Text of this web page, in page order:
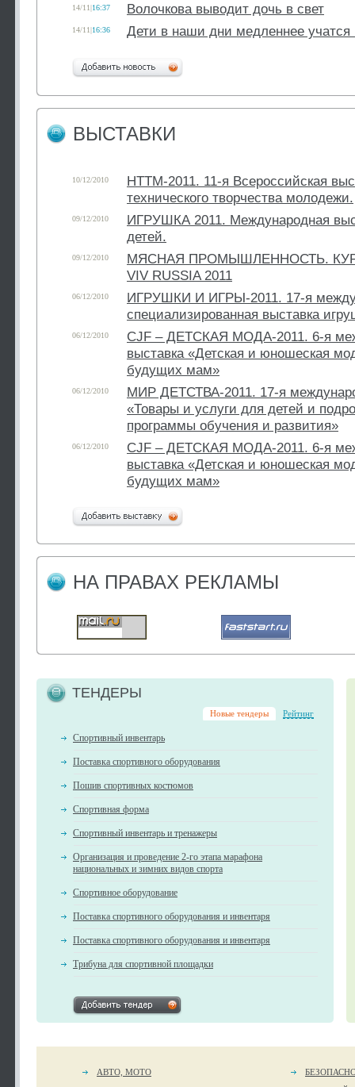
14/11|16:37 Волочкова выводит дочь в свет
14/11|16:36 Дети в наши дни медленнее учатся
ВЫСТАВКИ
10/12/2010
НТТМ-2011. 11-я Всероссийская
технического творчества молодежи.
09/12/2010
ИГРУШКА 2011. Международная
детей.
09/12/2010
МЯСНАЯ ПРОМЫШЛЕННОСТЬ.
VIV RUSSIA 2011
06/12/2010
ИГРУШКИ И ИГРЫ-2011. 17-я
специализированная выставка
06/12/2010
CJF – ДЕТСКАЯ МОДА-2011. 6-я
выставка «Детская и юношеская
будущих мам»
06/12/2010
МИР ДЕТСТВА-2011. 17-я
«Товары и услуги для детей и
программы обучения и развития»
06/12/2010
CJF – ДЕТСКАЯ МОДА-2011. 6-я
выставка «Детская и юношеская
будущих мам»
НА ПРАВАХ РЕКЛАМЫ
ТЕНДЕРЫ
Новые тендеры Рейтинг
Спортивный инвентарь
Поставка спортивного оборудования
Пошив спортивных костюмов
Спортивная форма
Спортивный инвентарь и тренажеры
Организация и проведение 2-го этапа марафона
национальных и зимних видов спорта
Спортивное оборудование
Поставка спортивного оборудования и инвентаря
Поставка спортивного оборудования и инвентаря
Трибуна для спортивной площадки
АВТО, МОТО